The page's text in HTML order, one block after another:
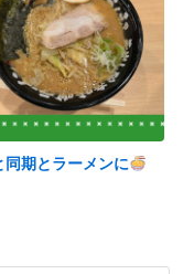
同期とラーメンに